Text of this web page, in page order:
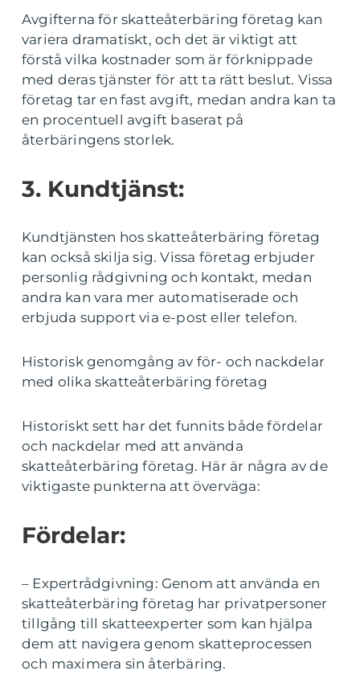
Avgifterna för skatteåterbäring företag kan
variera dramatiskt, och det är viktigt att
förstå vilka kostnader som är förknippade
med deras tjänster för att ta rätt beslut. Vissa
företag tar en fast avgift, medan andra kan ta
en procentuell avgift baserat på
återbäringens storlek.
3. Kundtjänst:
Kundtjänsten hos skatteåterbäring företag
kan också skilja sig. Vissa företag erbjuder
personlig rådgivning och kontakt, medan
andra kan vara mer automatiserade och
erbjuda support via e-post eller telefon.
Historisk genomgång av för- och nackdelar
med olika skatteåterbäring företag
Historiskt sett har det funnits både fördelar
och nackdelar med att använda
skatteåterbäring företag. Här är några av de
viktigaste punkterna att överväga:
Fördelar:
– Expertrådgivning: Genom att använda en
skatteåterbäring företag har privatpersoner
tillgång till skatteexperter som kan hjälpa
dem att navigera genom skatteprocessen
och maximera sin återbäring.